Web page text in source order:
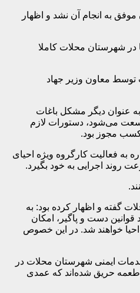
به انجام آن نشد و اظهار
در شهرستان محلات کاملا
محلات توسط معاون وزیر جهاد
عنوان دیگر مشکل باغات
استفاده از منابع آبی نیاز به منابع و امتیازات تسهیلاتی وجود دارد و این امتیاز در حالت عادی تنها مشمول باغات بالای هزار و ۵۰۰ متر وسعت می‌شود، دستورات لازم
به فعالیت کارگروه ویژه احیای
روند اجرایی به خود بگیرد.
محلات گفته و اظهار کرده بود: به
دست و پاگیر، امکان
خواهند شد. در این خصوص
ایمنی شهرستان محلات در
از ده‌ها هکتار از مراتع و باغات طعمه حریق شده‌اند که عمدی